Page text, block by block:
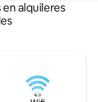
alquileres